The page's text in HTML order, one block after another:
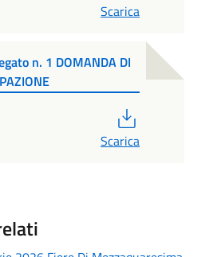
Scarica
n. 1 DOMANDA DI
Scarica